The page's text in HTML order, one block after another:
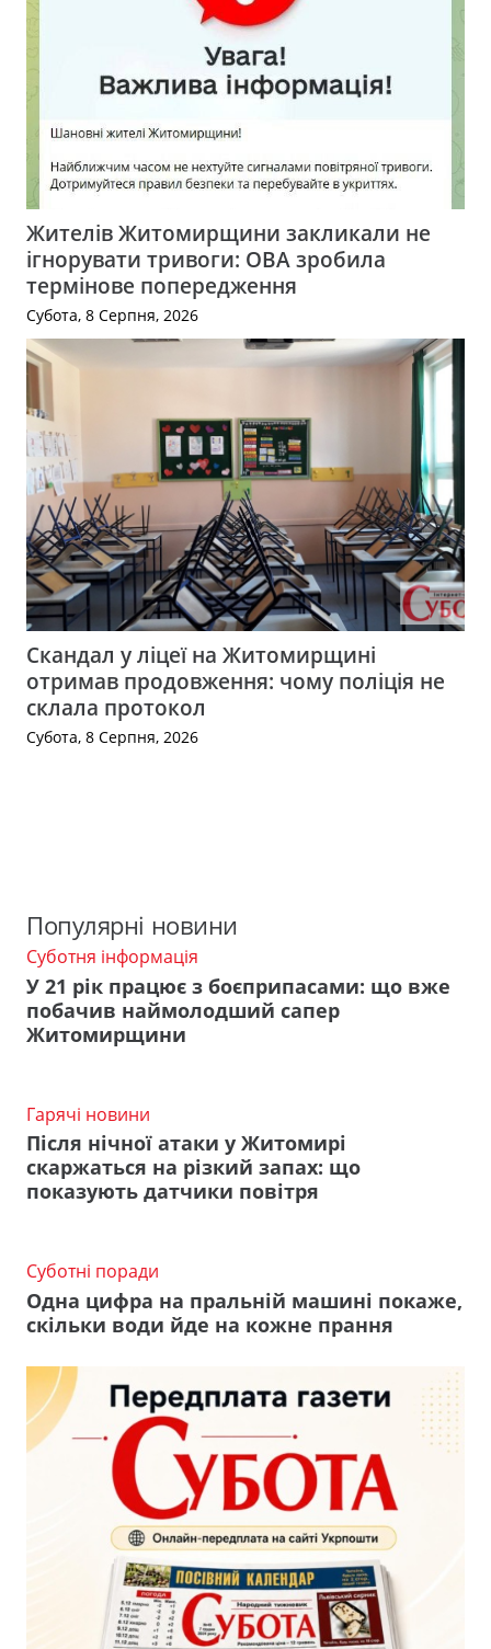
Жителів Житомирщини закликали не
ігнорувати тривоги: ОВА зробила
термінове попередження
Субота, 8 Серпня, 2026
Скандал у ліцеї на Житомирщині
отримав продовження: чому поліція не
склала протокол
Субота, 8 Серпня, 2026
Популярні новини
Суботня інформація
У 21 рік працює з боєприпасами: що вже
побачив наймолодший сапер
Житомирщини
Гарячі новини
Після нічної атаки у Житомирі
скаржаться на різкий запах: що
показують датчики повітря
Суботні поради
Одна цифра на пральній машині покаже,
скільки води йде на кожне прання